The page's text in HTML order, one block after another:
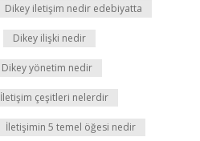
Dikey iletişim nedir edebiyatta
Dikey ilişki nedir
Dikey yönetim nedir
İletişim çeşitleri nelerdir
İletişimin 5 temel öğesi nedir